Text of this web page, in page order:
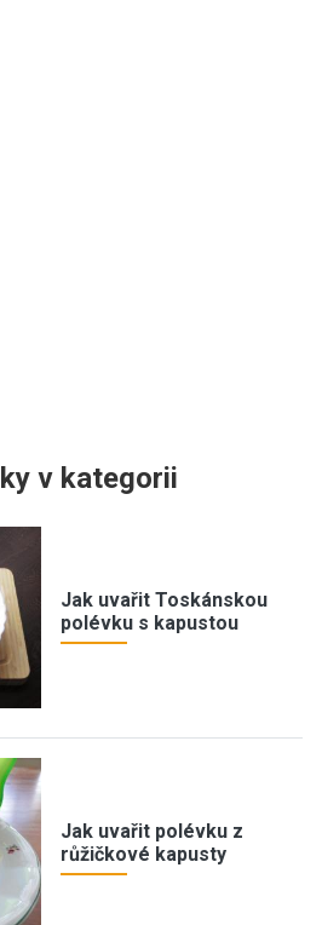
v kategorii
Jak uvařit Toskánskou
polévku s kapustou
Jak uvařit polévku z
růžičkové kapusty